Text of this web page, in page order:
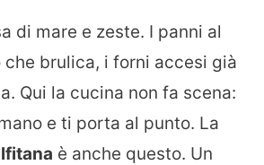
di mare e zeste. I panni al
brulica, i forni accesi già
Qui la cucina non fa scena:
e ti porta al punto. La
è anche questo. Un